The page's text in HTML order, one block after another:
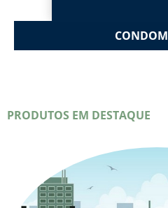
CONDOMÍNIOS
PRODUTOS EM DESTAQUE